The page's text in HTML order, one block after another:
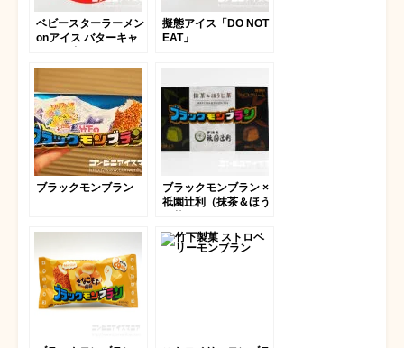
ベビースターラーメン
onアイス バターキャ
擬態アイス「DO NOT
EAT」
ブラックモンブラン
ブラックモンブラン ×
祇園辻利（抹茶＆ほう